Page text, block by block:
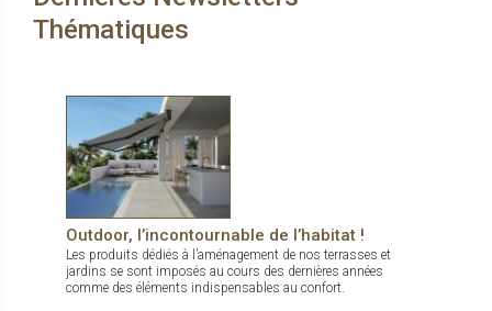
Thématiques
Outdoor, l’incontournable de l’habitat !
Les produits dédiés à l’aménagement de nos terrasses et
jardins se sont imposés au cours des dernières années
comme des éléments indispensables au confort.